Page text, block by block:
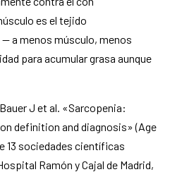
es el tejido
a menos músculo, menos
para acumular grasa aunque
J et al. «Sarcopenia:
definition and diagnosis» (Age
13 sociedades científicas
Ramón y Cajal de Madrid,